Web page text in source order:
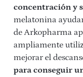
concentración y
melatonina
de Arkopharma
ampliamente
mejorar el
para conseguir